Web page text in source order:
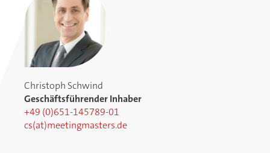
Christoph Schwind
Geschäftsführender Inhaber
+49 (0)651-145789-01
cs(at)meetingmasters.de